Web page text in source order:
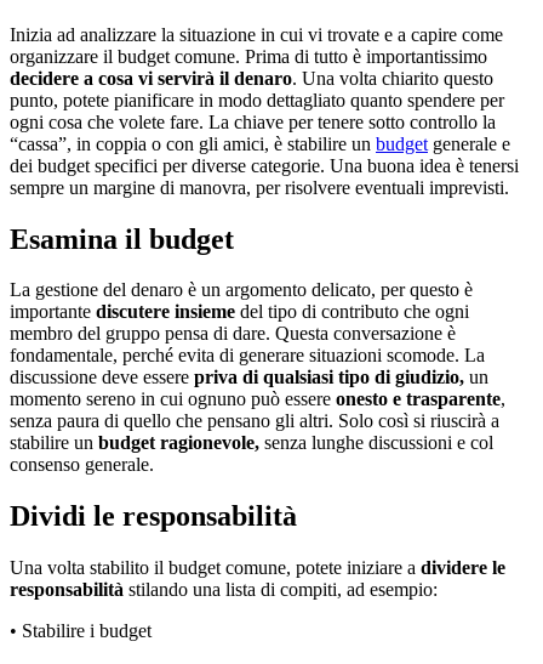
Inizia ad analizzare la situazione in cui vi trovate e a capire come
organizzare il budget comune. Prima di tutto è importantissimo
decidere a cosa vi servirà il denaro. Una volta chiarito questo
punto, potete pianificare in modo dettagliato quanto spendere per
ogni cosa che volete fare. La chiave per tenere sotto controllo la
“cassa”, in coppia o con gli amici, è stabilire un budget generale e
dei budget specifici per diverse categorie. Una buona idea è tenersi
sempre un margine di manovra, per risolvere eventuali imprevisti.
Esamina il budget
La gestione del denaro è un argomento delicato, per questo è
importante discutere insieme del tipo di contributo che ogni
membro del gruppo pensa di dare. Questa conversazione è
fondamentale, perché evita di generare situazioni scomode. La
discussione deve essere priva di qualsiasi tipo di giudizio, un
momento sereno in cui ognuno può essere onesto e trasparente,
senza paura di quello che pensano gli altri. Solo così si riuscirà a
stabilire un budget ragionevole, senza lunghe discussioni e col
consenso generale.
Dividi le responsabilità
Una volta stabilito il budget comune, potete iniziare a dividere le
responsabilità stilando una lista di compiti, ad esempio:
• Stabilire i budget